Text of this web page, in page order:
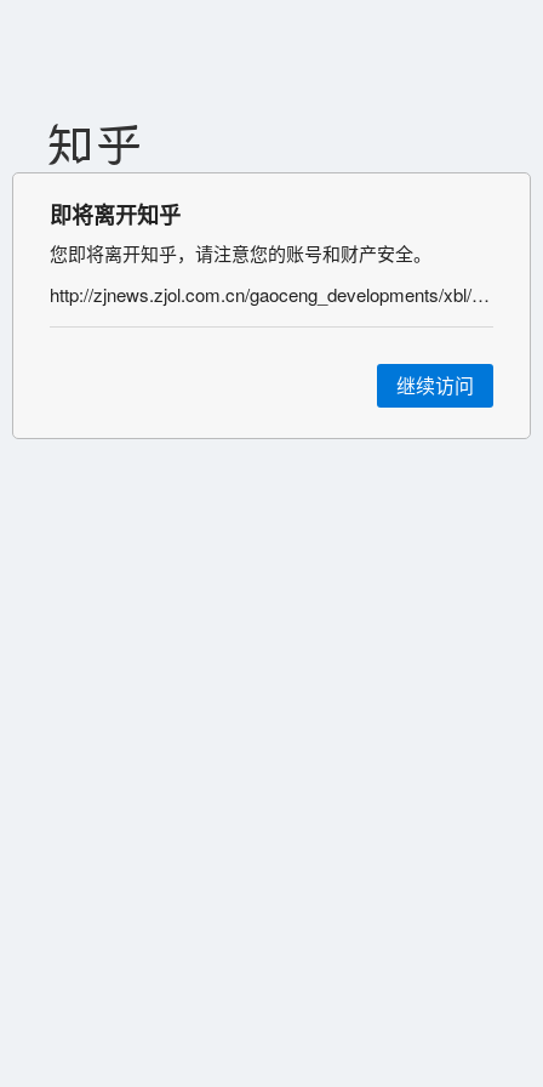
即将离开知乎
您即将离开知乎，请注意您的账号和财产安全。
http://zjnews.zjol.com.cn/gaoceng_developments/xbl/zxbd/201702/t20170225_3162903.shtml
继续访问